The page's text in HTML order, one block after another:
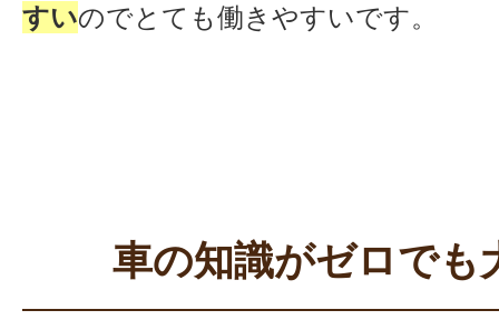
すいのでとても働きやすいです。
車の知識がゼロでも